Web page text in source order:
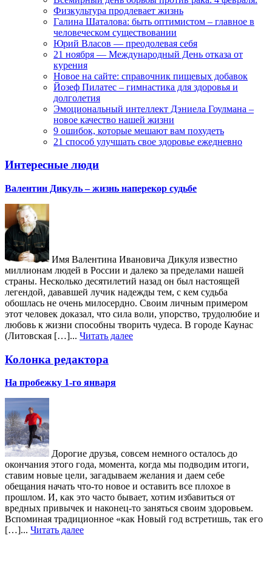
Физкультура продлевает жизнь
Галина Шаталова: быть оптимистом – главное в
человеческом существовании
Юрий Власов — преодолевая себя
21 ноября — Международный День отказа от
курения
Новое на сайте: справочник пищевых добавок
Йозеф Пилатес – гимнастика для здоровья и
долголетия
Эмоциональный интеллект Дэниела Гоулмана –
новое качество нашей жизни
9 ошибок, которые мешают вам похудеть
21 способ улучшать свое здоровье ежедневно
Интересные люди
Валентин Дикуль – жизнь наперекор судьбе
Имя Валентина Ивановича Дикуля известно
миллионам людей в России и далеко за пределами нашей
страны. Несколько десятилетий назад он был настоящей
легендой, дававшей лучик надежды тем, с кем судьба
обошлась не очень милосердно. Своим личным примером
этот человек доказал, что сила воли, упорство, трудолюбие и
любовь к жизни способны творить чудеса. В городе Каунас
(Литовская […]... Читать далее
Колонка редактора
На пробежку 1-го января
Дорогие друзья, совсем немного осталось до
окончания этого года, момента, когда мы подводим итоги,
ставим новые цели, загадываем желания и даем себе
обещания начать что-то новое и оставить все плохое в
прошлом. И, как это часто бывает, хотим избавиться от
вредных привычек и наконец-то заняться своим здоровьем.
Вспоминая традиционное «как Новый год встретишь, так его
[…]... Читать далее